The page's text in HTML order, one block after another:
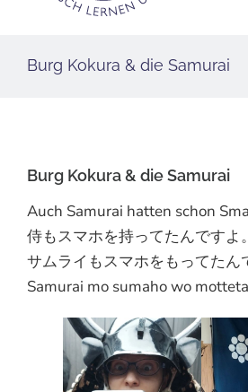
Burg Kokura & die Samurai
Burg Kokura & die Samurai
Auch Samurai hatten schon
侍もスマホを持ってたんですよ。
サムライもスマホをもってたん
Samurai mo sumaho wo